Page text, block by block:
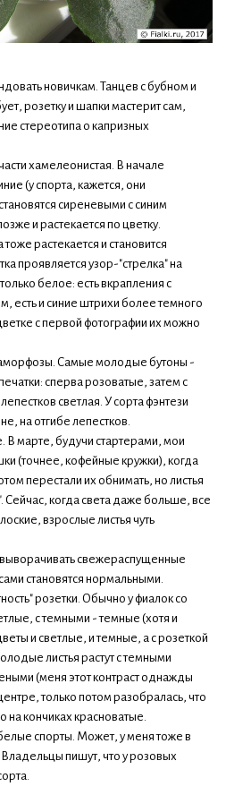
новичкам. Танцев с бубном и
розетку и шапки мастерит сам,
стереотипа о капризных
хамелеонистая. В начале
(у спорта, кажется, они
сиреневыми с синим
и растекается по цветку.
растекается и становится
проявляется узор-"стрелка" на
белое: есть вкрапления с
есть и синие штрихи более темного
с первой фотографии их можно
Самые молодые бутоны -
сперва розоватые, затем с
светлая. У сорта фэнтези
на отгибе лепестков.
В марте, будучи стартерами, мои
(точнее, кофейные кружки), когда
перестали их обнимать, но листья
Сейчас, когда света даже больше, все
взрослые листья чуть
выворачивать свежераспущенные
становятся нормальными.
розетки. Обычно у фиалок со
с темными - темные (хотя и
и светлые, и темные, а с розеткой
листья растут с темными
(меня этот контраст однажды
только потом разобралась, что
кончиках красноватые.
спорты. Может, у меня тоже в
пишут, что у розовых